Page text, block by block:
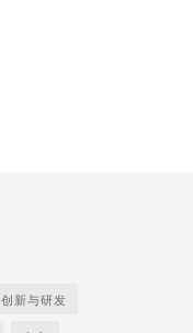
创新与研发